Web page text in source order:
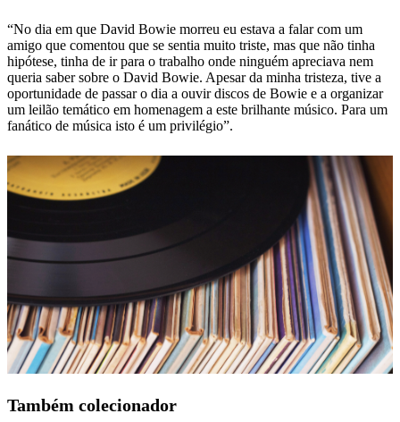
“No dia em que David Bowie morreu eu estava a falar com um
amigo que comentou que se sentia muito triste, mas que não tinha
hipótese, tinha de ir para o trabalho onde ninguém apreciava nem
queria saber sobre o David Bowie. Apesar da minha tristeza, tive a
oportunidade de passar o dia a ouvir discos de Bowie e a organizar
um leilão temático em homenagem a este brilhante músico. Para um
fanático de música isto é um privilégio”.
Também colecionador